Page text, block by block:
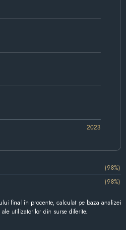
2023
(98%)
(98%)
final în procente, calculat pe baza analizei
utilizatorilor din surse diferite.